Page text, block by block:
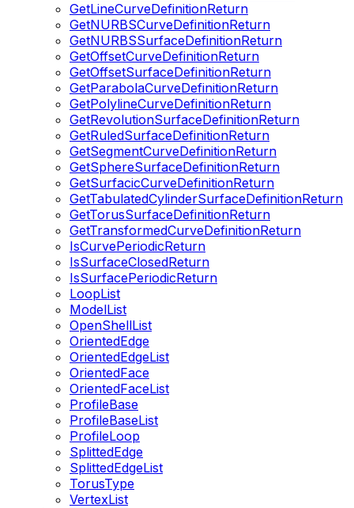
GetLineCurveDefinitionReturn
GetNURBSCurveDefinitionReturn
GetNURBSSurfaceDefinitionReturn
GetOffsetCurveDefinitionReturn
GetOffsetSurfaceDefinitionReturn
GetParabolaCurveDefinitionReturn
GetPolylineCurveDefinitionReturn
GetRevolutionSurfaceDefinitionReturn
GetRuledSurfaceDefinitionReturn
GetSegmentCurveDefinitionReturn
GetSphereSurfaceDefinitionReturn
GetSurfacicCurveDefinitionReturn
GetTabulatedCylinderSurfaceDefinitionReturn
GetTorusSurfaceDefinitionReturn
GetTransformedCurveDefinitionReturn
IsCurvePeriodicReturn
IsSurfaceClosedReturn
IsSurfacePeriodicReturn
LoopList
ModelList
OpenShellList
OrientedEdge
OrientedEdgeList
OrientedFace
OrientedFaceList
ProfileBase
ProfileBaseList
ProfileLoop
SplittedEdge
SplittedEdgeList
TorusType
VertexList